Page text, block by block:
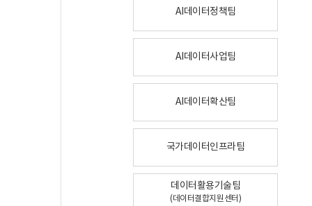
AI데이터정책팀
AI데이터사업팀
AI데이터확산팀
국가데이터인프라팀
데이터활용기술팀
(데이터결합지원센터)